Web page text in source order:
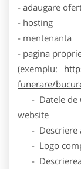
- adaugare
- hosting
- mentenanta
- pagina
(exemplu:
funerare/
- Datele de
website
- Descriere
- Logo
- Descrierea